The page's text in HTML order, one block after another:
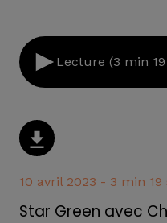
Lecture (3 min 19
10 avril 2023 - 3 min 19
Star Green avec